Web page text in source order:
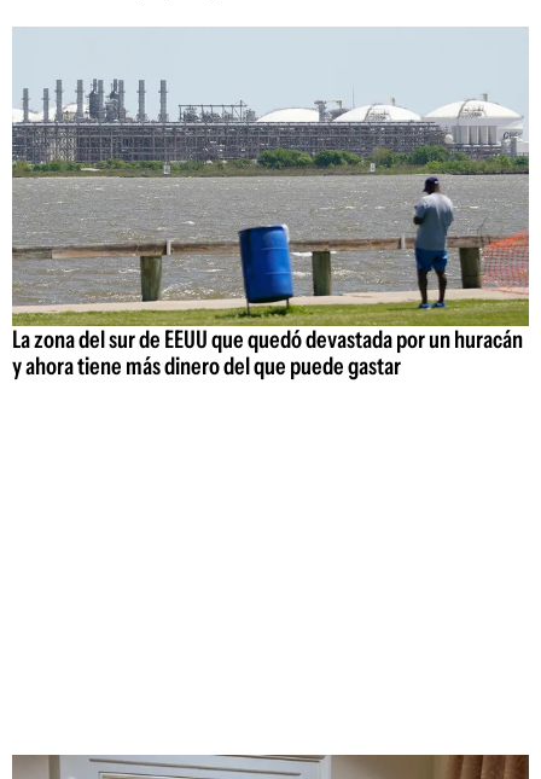
La zona del sur de EEUU que quedó devastada por un huracán
y ahora tiene más dinero del que puede gastar